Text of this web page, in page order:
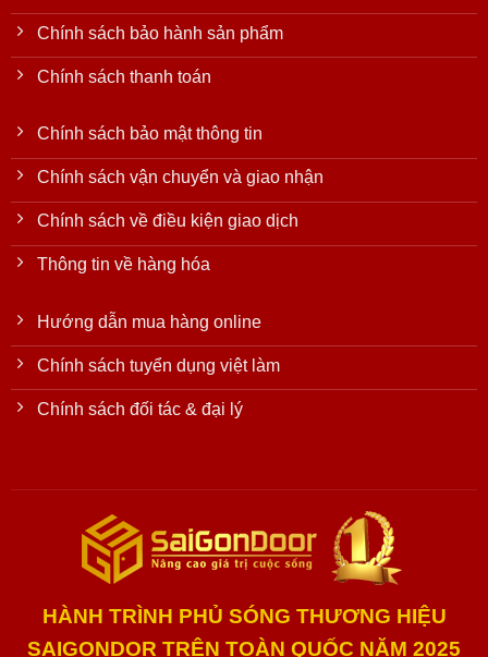
Chính sách bảo hành sản phẩm
Chính sách thanh toán
Chính sách bảo mật thông tin
Chính sách vận chuyển và giao nhận
Chính sách về điều kiện giao dịch
Thông tin về hàng hóa
Hướng dẫn mua hàng online
Chính sách tuyển dụng việt làm
Chính sách đối tác & đại lý
HÀNH TRÌNH PHỦ SÓNG THƯƠNG HIỆU
SAIGONDOR TRÊN TOÀN QUỐC NĂM 2025